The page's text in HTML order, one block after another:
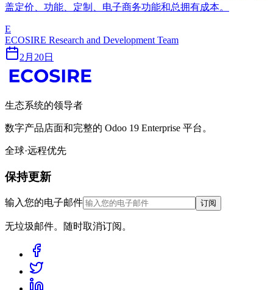
盖定价、功能、定制、电子商务功能和总拥有成本。
E
ECOSIRE Research and Development Team
2月20日
生态系统的领导者
数字产品店面和完整的 Odoo 19 Enterprise 平台。
全球·远程优先
保持更新
输入您的电子邮件 订阅
无垃圾邮件。随时取消订阅。